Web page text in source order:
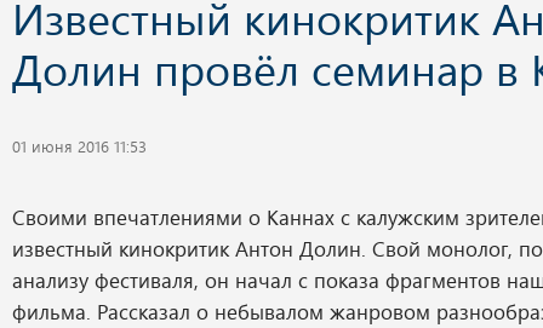
Известный кинокритик
Долин провёл семинар в
01 июня 2016 11:53
Своими впечатлениями о Каннах с калужским
известный кинокритик Антон Долин. Свой монолог,
анализу фестиваля, он начал с показа фрагментов
фильма. Рассказал о небывалом жанровом